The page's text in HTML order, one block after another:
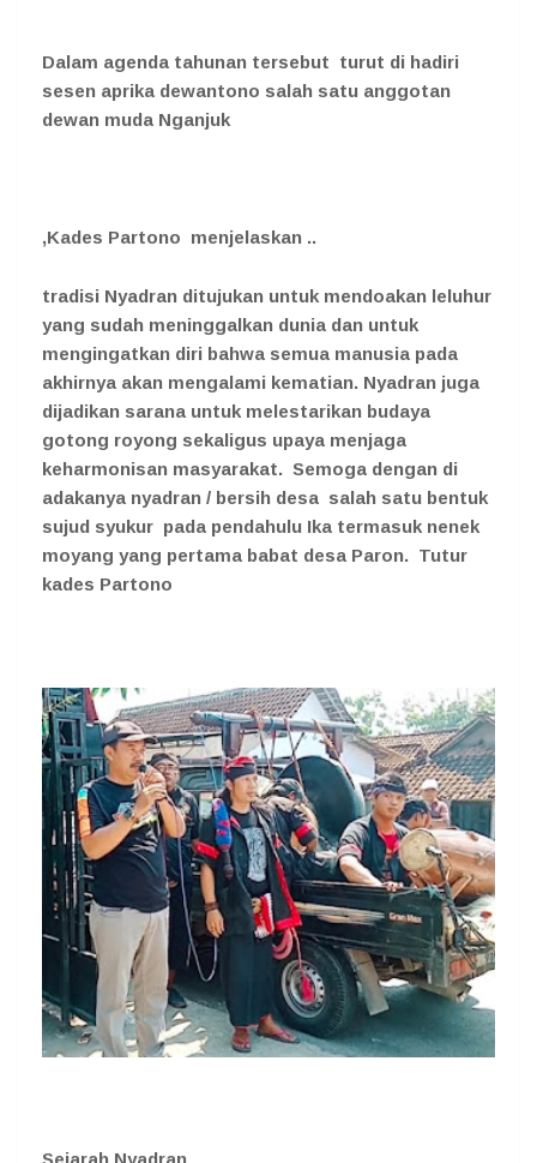
Dalam agenda tahunan tersebut turut di hadiri
sesen aprika dewantono salah satu anggotan
dewan muda Nganjuk
,Kades Partono menjelaskan ..
tradisi Nyadran ditujukan untuk mendoakan leluhur
yang sudah meninggalkan dunia dan untuk
mengingatkan diri bahwa semua manusia pada
akhirnya akan mengalami kematian. Nyadran juga
dijadikan sarana untuk melestarikan budaya
gotong royong sekaligus upaya menjaga
keharmonisan masyarakat. Semoga dengan di
adakanya nyadran / bersih desa salah satu bentuk
sujud syukur pada pendahulu Ika termasuk nenek
moyang yang pertama babat desa Paron. Tutur
kades Partono